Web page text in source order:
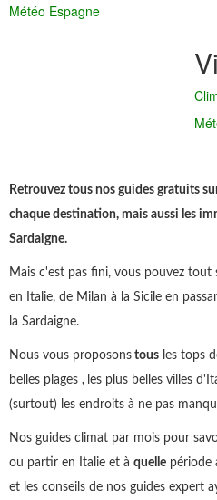
Météo Espagne
Retrouvez tous nos guides gratuits
chaque destination, mais aussi les
Sardaigne.
Mais c'est pas fini, vous pouvez
en Italie, de Milan à la Sicile en
la Sardaigne.
Nous vous proposons tous les tops
belles plages , les plus belles villes
(surtout) les endroits à ne pas
Nos guides climat par mois pour
ou partir en Italie et à quelle période
et les conseils de nos guides expert